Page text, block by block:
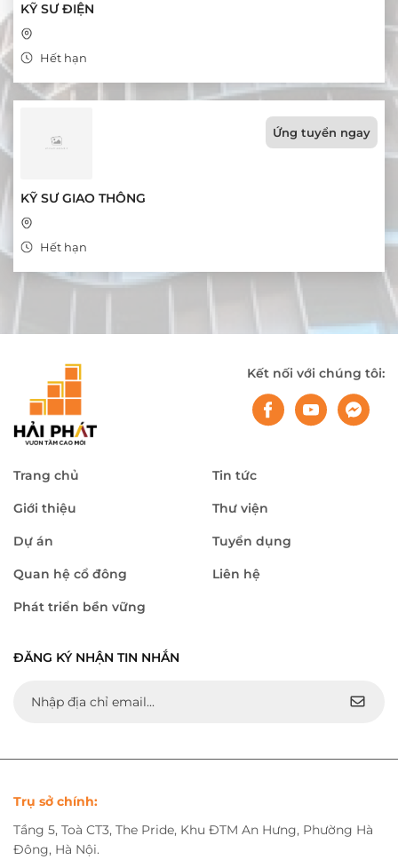
KỸ SƯ ĐIỆN
Hết hạn
Ứng tuyển ngay
KỸ SƯ GIAO THÔNG
Hết hạn
Kết nối với chúng tôi:
Trang chủ
Giới thiệu
Dự án
Quan hệ cổ đông
Phát triển bền vững
Tin tức
Thư viện
Tuyển dụng
Liên hệ
ĐĂNG KÝ NHẬN TIN NHẮN
Trụ sở chính:
Tầng 5, Toà CT3, The Pride, Khu ĐTM An Hưng, Phường Hà
Đông, Hà Nội.